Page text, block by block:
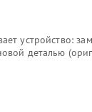
устройство:
деталью